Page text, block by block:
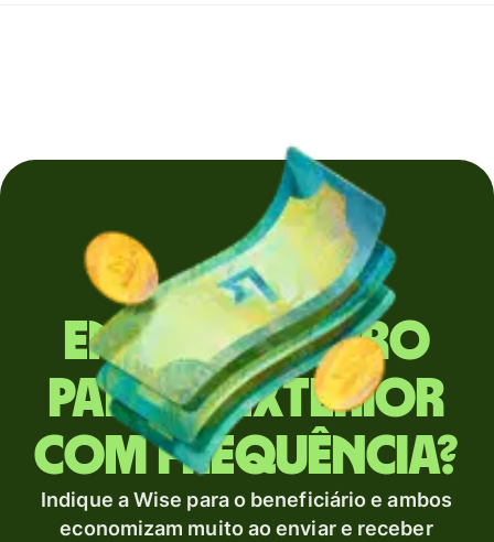
Envia dinheiro
para o exterior
com frequência?
Indique a Wise para o beneficiário e ambos
economizam muito ao enviar e receber